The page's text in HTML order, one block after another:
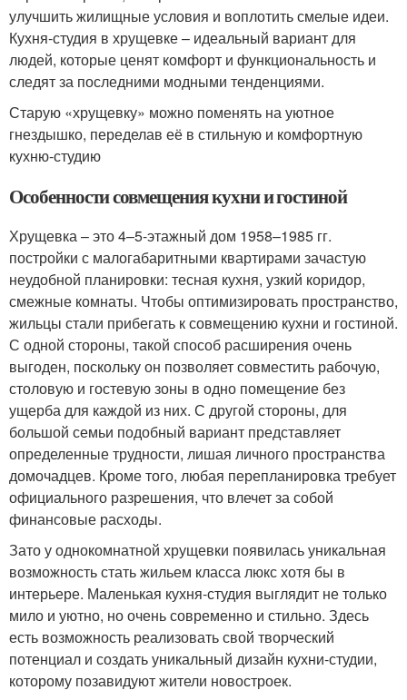
улучшить жилищные условия и воплотить смелые идеи.
Кухня-студия в хрущевке – идеальный вариант для
людей, которые ценят комфорт и функциональность и
следят за последними модными тенденциями.
Старую «хрущевку» можно поменять на уютное
гнездышко, переделав её в стильную и комфортную
кухню-студию
Особенности совмещения кухни и гостиной
Хрущевка – это 4–5-этажный дом 1958–1985 гг.
постройки с малогабаритными квартирами зачастую
неудобной планировки: тесная кухня, узкий коридор,
смежные комнаты. Чтобы оптимизировать пространство,
жильцы стали прибегать к совмещению кухни и гостиной.
С одной стороны, такой способ расширения очень
выгоден, поскольку он позволяет совместить рабочую,
столовую и гостевую зоны в одно помещение без
ущерба для каждой из них. С другой стороны, для
большой семьи подобный вариант представляет
определенные трудности, лишая личного пространства
домочадцев. Кроме того, любая перепланировка требует
официального разрешения, что влечет за собой
финансовые расходы.
Зато у однокомнатной хрущевки появилась уникальная
возможность стать жильем класса люкс хотя бы в
интерьере. Маленькая кухня-студия выглядит не только
мило и уютно, но очень современно и стильно. Здесь
есть возможность реализовать свой творческий
потенциал и создать уникальный дизайн кухни-студии,
которому позавидуют жители новостроек.